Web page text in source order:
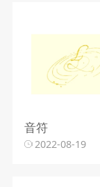
音符
2022-08-19